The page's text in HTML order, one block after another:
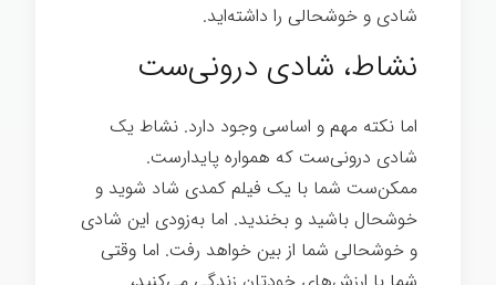
شادی و خوشحالی را داشته‌اید.
نشاط، شادی درونی‌ست
اما نکته مهم و اساسی وجود دارد. نشاط یک
شادی درونی‌ست که همواره پایدارست.
ممکن‌ست شما با یک فیلم کمدی شاد شوید و
خوشحال باشید و بخندید. اما به‌زودی این شادی
و خوشحالی شما از بین خواهد رفت. اما وقتی